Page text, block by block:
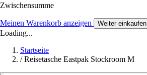
Zwischensumme
Meinen Warenkorb anzeigen Weiter einkaufen
Loading...
Startseite
/ Reisetasche Eastpak Stockroom M